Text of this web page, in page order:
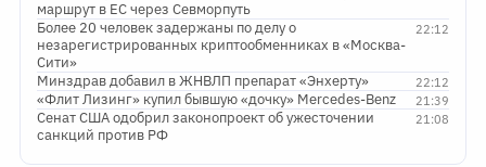
маршрут в ЕС через Севморпуть
22:12
Более 20 человек задержаны по делу о
незарегистрированных криптообменниках в «Москва-
Сити»
22:12
Минздрав добавил в ЖНВЛП препарат «Энхерту»
21:39
«Флит Лизинг» купил бывшую «дочку» Mercedes-Benz
21:08
Сенат США одобрил законопроект об ужесточении
санкций против РФ